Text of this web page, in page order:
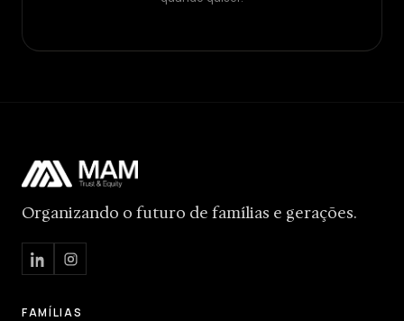
Organizando o futuro de famílias e gerações.
FAMÍLIAS